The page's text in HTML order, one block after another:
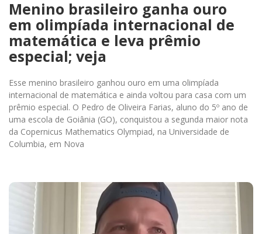
Menino brasileiro ganha ouro
em olimpíada internacional de
matemática e leva prêmio
especial; veja
Esse menino brasileiro ganhou ouro em uma olimpíada
internacional de matemática e ainda voltou para casa com um
prêmio especial. O Pedro de Oliveira Farias, aluno do 5º ano de
uma escola de Goiânia (GO), conquistou a segunda maior nota
da Copernicus Mathematics Olympiad, na Universidade de
Columbia, em Nova